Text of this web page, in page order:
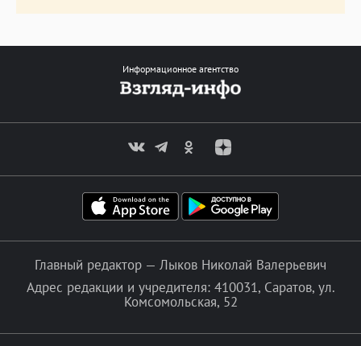
Информационное агентство
Главный редактор — Лыков Николай Валерьевич
Адрес редакции и учредителя: 410031, Саратов, ул.
Комсомольская, 52